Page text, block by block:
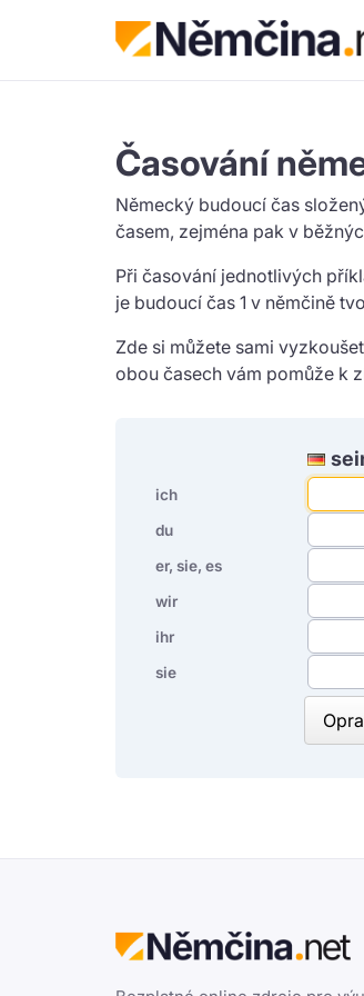
Časování
Německý budoucí čas
časem, zejména pak v
Při časování jednotlivých
je budoucí čas 1 v němčině
Zde si můžete sami
obou časech vám pomůže k
ich
du
er, sie, es
wir
ihr
sie